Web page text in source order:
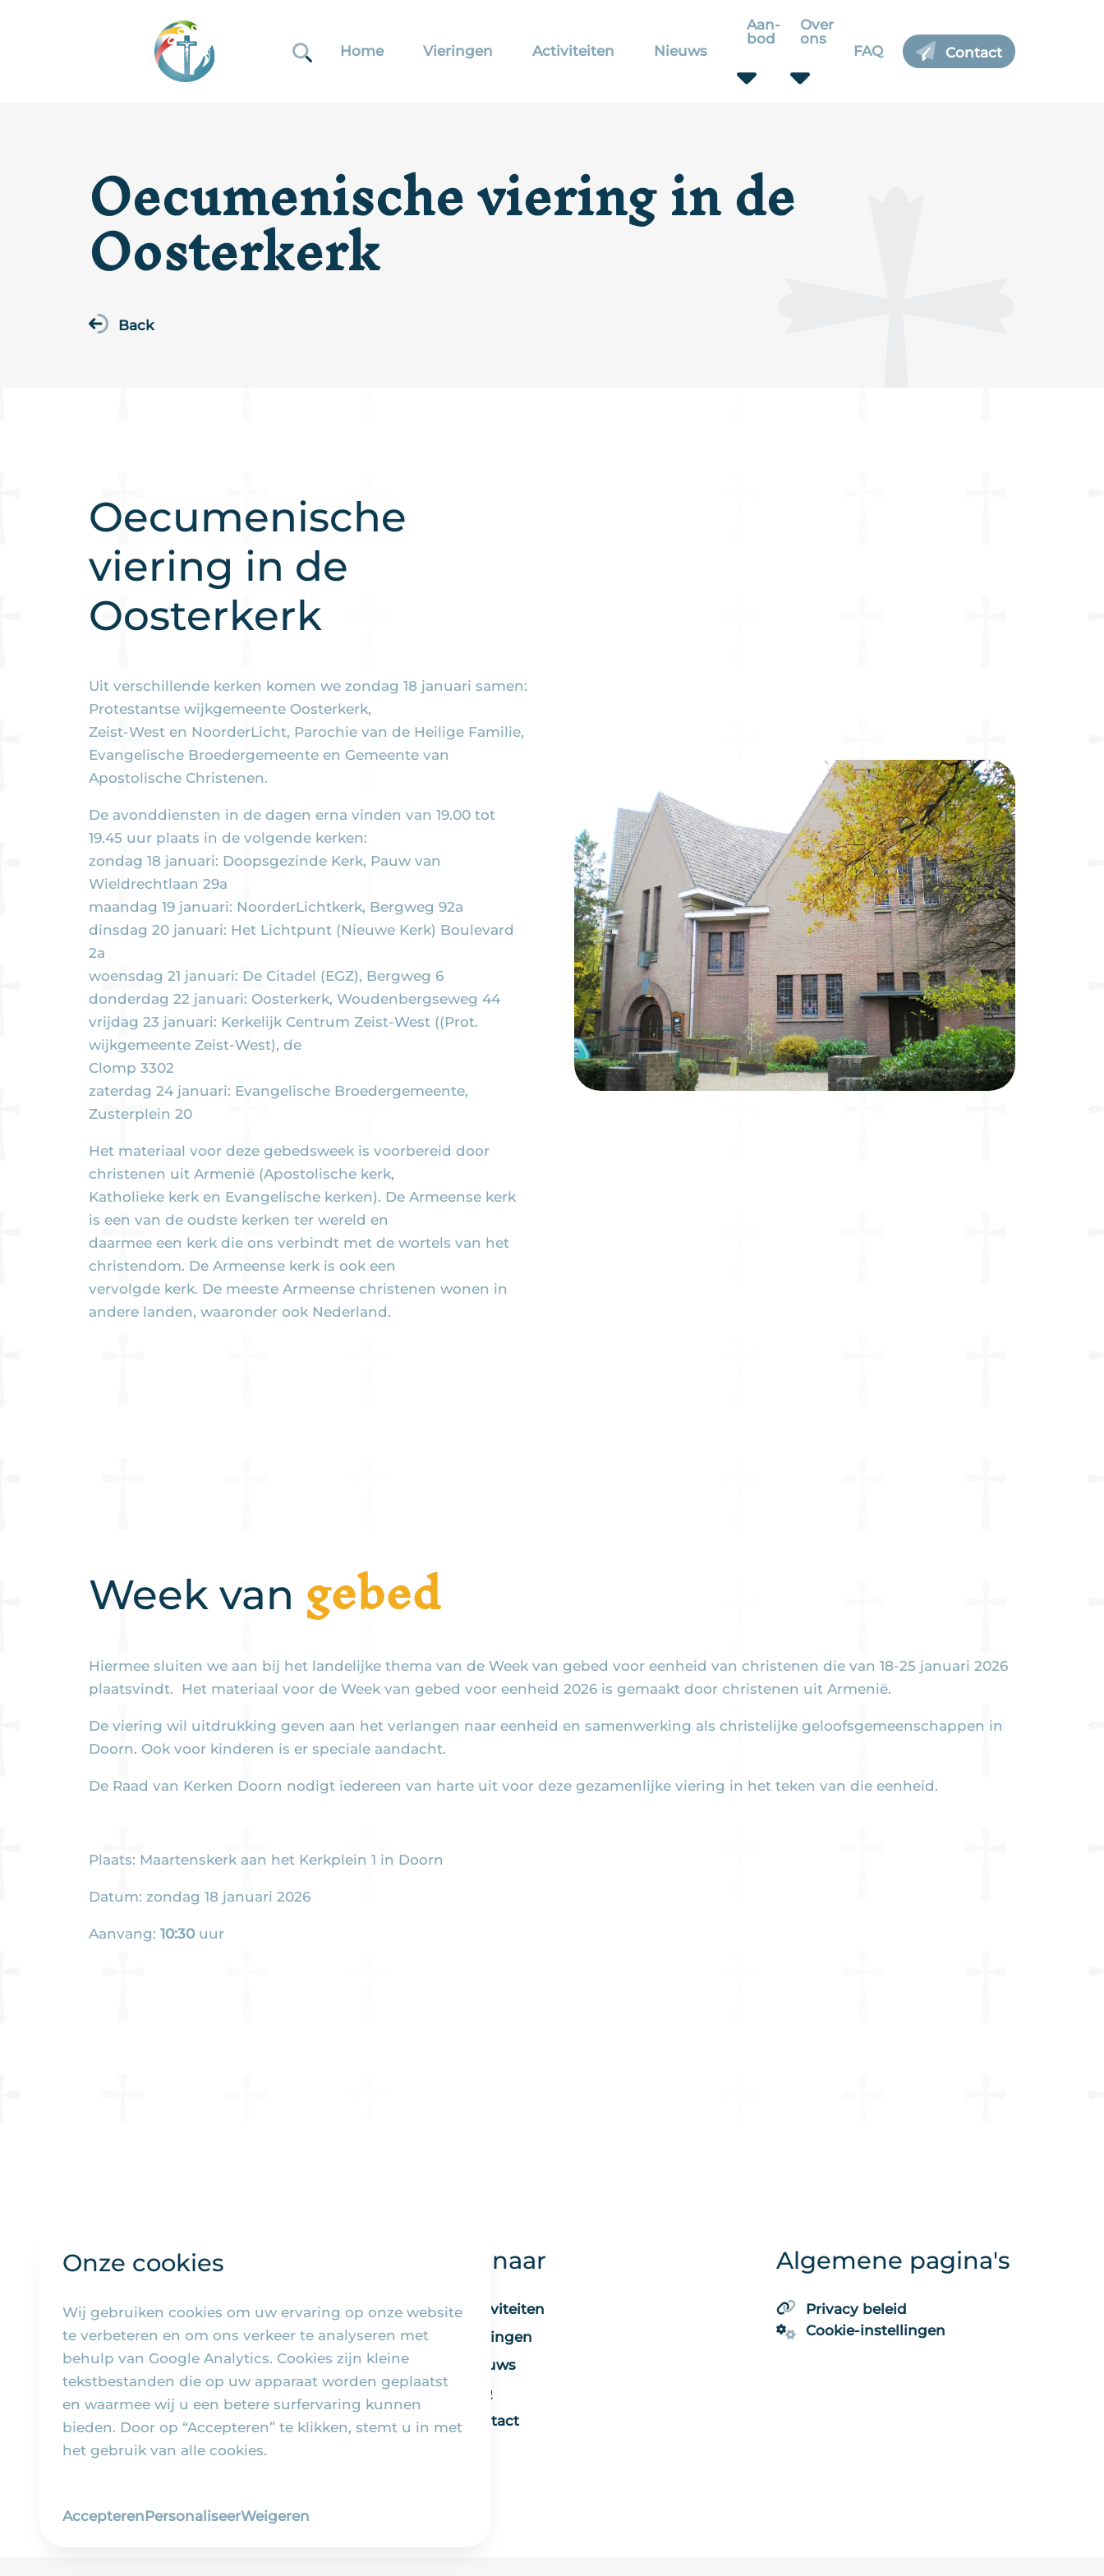
Home Vieringen Activiteiten Nieuws
Aan-
bod
Over
ons
FAQ Contact
Onze cookies
Wij gebruiken cookies om uw ervaring op onze website
te verbeteren en om ons verkeer te analyseren met
behulp van Google Analytics. Cookies zijn kleine
tekstbestanden die op uw apparaat worden geplaatst
en waarmee wij u een betere surfervaring kunnen
bieden. Door op “Accepteren” te klikken, stemt u in met
het gebruik van alle cookies.
AccepterenPersonaliseerWeigeren
Oecumenische viering in de
Oosterkerk
Back
Oecumenische
viering in de
Oosterkerk
Uit verschillende kerken komen we zondag 18 januari samen:
Protestantse wijkgemeente Oosterkerk,
Zeist-West en NoorderLicht, Parochie van de Heilige Familie,
Evangelische Broedergemeente en Gemeente van
Apostolische Christenen.
De avonddiensten in de dagen erna vinden van 19.00 tot
19.45 uur plaats in de volgende kerken:
zondag 18 januari: Doopsgezinde Kerk, Pauw van
Wieldrechtlaan 29a
maandag 19 januari: NoorderLichtkerk, Bergweg 92a
dinsdag 20 januari: Het Lichtpunt (Nieuwe Kerk) Boulevard
2a
woensdag 21 januari: De Citadel (EGZ), Bergweg 6
donderdag 22 januari: Oosterkerk, Woudenbergseweg 44
vrijdag 23 januari: Kerkelijk Centrum Zeist-West ((Prot.
wijkgemeente Zeist-West), de
Clomp 3302
zaterdag 24 januari: Evangelische Broedergemeente,
Zusterplein 20
Het materiaal voor deze gebedsweek is voorbereid door
christenen uit Armenië (Apostolische kerk,
Katholieke kerk en Evangelische kerken). De Armeense kerk
is een van de oudste kerken ter wereld en
daarmee een kerk die ons verbindt met de wortels van het
christendom. De Armeense kerk is ook een
vervolgde kerk. De meeste Armeense christenen wonen in
andere landen, waaronder ook Nederland.
Week van gebed
Hiermee sluiten we aan bij het landelijke thema van de Week van gebed voor eenheid van christenen die van 18-25 januari 2026
plaatsvindt. Het materiaal voor de Week van gebed voor eenheid 2026 is gemaakt door christenen uit Armenië.
De viering wil uitdrukking geven aan het verlangen naar eenheid en samenwerking als christelijke geloofsgemeenschappen in
Doorn. Ook voor kinderen is er speciale aandacht.
De Raad van Kerken Doorn nodigt iedereen van harte uit voor deze gezamenlijke viering in het teken van die eenheid.
Plaats: Maartenskerk aan het Kerkplein 1 in Doorn
Datum: zondag 18 januari 2026
Aanvang: 10:30uur
Snel naar
Activiteiten
Vieringen
Nieuws
FAQ
Contact
Algemene pagina's
Privacy beleid
Cookie-instellingen